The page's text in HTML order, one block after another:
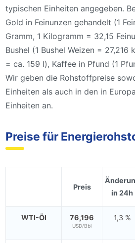
typischen Einheiten angegeben.
Gold in Feinunzen gehandelt (1
Gramm, 1 Kilogramm = 32,15
Bushel (1 Bushel Weizen = 27,216
= ca. 159 l), Kaffee in Pfund (1
Wir geben die Rohstoffpreise
Einheiten als auch in den in
Einheiten an.
Preise für
Preis
in 24h
WTI-Öl 76,196
USD/Bbl
1,3 %